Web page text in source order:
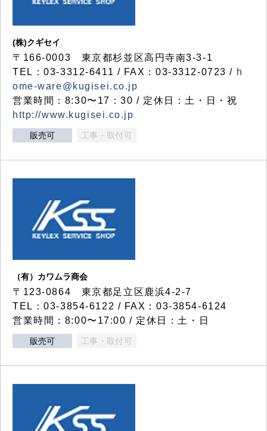
(株)クギセイ
〒166-0003 東京都杉並区高円寺南3-3-1
TEL：03-3312-6411 / FAX：03-3312-0723 / h
ome-ware@kugisei.co.jp
営業時間：8:30〜17：30 / 定休日：土・日・祝
http://www.kugisei.co.jp
販売可 工事・取付可
（有）カワムラ商会
〒123-0864 東京都足立区鹿浜4-2-7
TEL：03-3854-6122 / FAX：03-3854-6124
営業時間：8:00〜17:00 / 定休日：土・日
販売可 工事・取付可